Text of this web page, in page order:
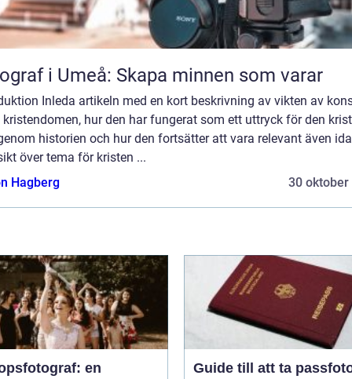
i Umeå: Skapa minnen som varar
Inleda artikeln med en kort beskrivning av vikten av
hur den har fungerat som ett uttryck för den
historien och hur den fortsätter att vara relevant även
över tema för kristen ...
Hagberg
30 oktober
en Guide till att ta